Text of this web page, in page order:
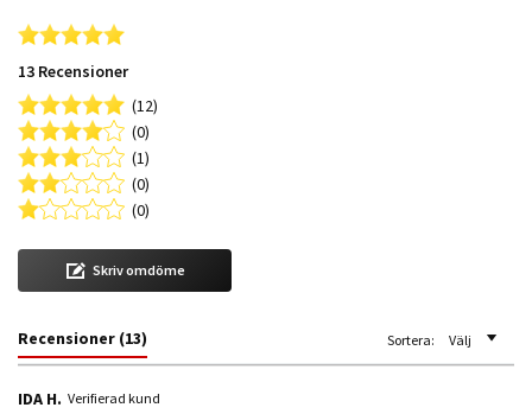
4.8 star rating
13 Recensioner
(12)
(0)
(1)
(0)
(0)
Skriv omdöme
Recensioner (13) Sortera: Välj
IDA H. Verifierad kund